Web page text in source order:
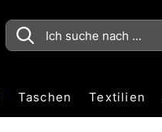
Taschen Textilien